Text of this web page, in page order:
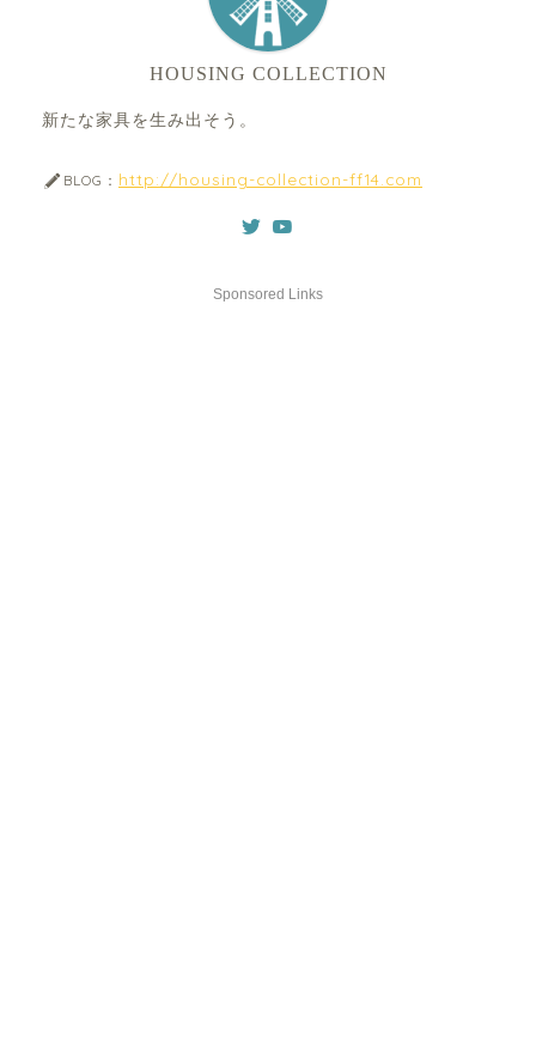
HOUSING COLLECTION
新たな家具を生み出そう。
BLOG： http://housing-collection-ff14.com
Sponsored Links